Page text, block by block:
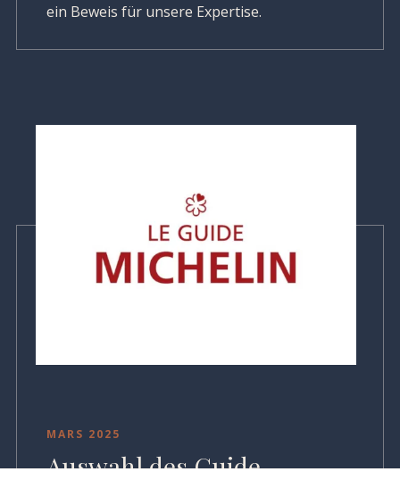
ein Beweis für unsere Expertise.
MARS 2025
Auswahl des Guide